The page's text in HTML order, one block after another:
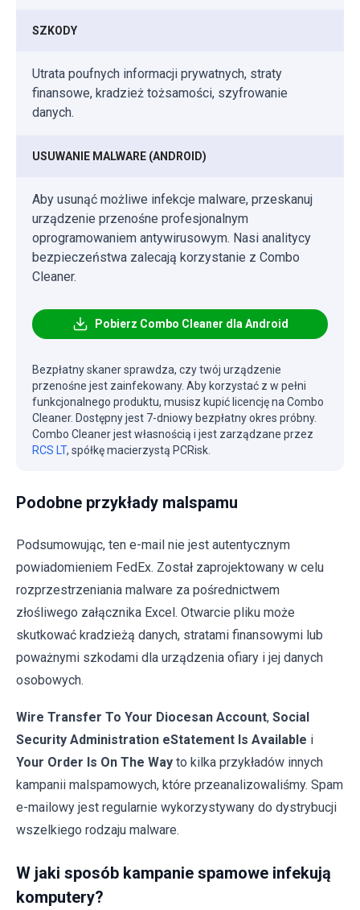
SZKODY
Utrata poufnych informacji prywatnych, straty
finansowe, kradzież tożsamości, szyfrowanie
danych.
USUWANIE MALWARE (ANDROID)
Aby usunąć możliwe infekcje malware, przeskanuj
urządzenie przenośne profesjonalnym
oprogramowaniem antywirusowym. Nasi analitycy
bezpieczeństwa zalecają korzystanie z Combo
Cleaner.
Pobierz Combo Cleaner dla Android
Bezpłatny skaner sprawdza, czy twój urządzenie
przenośne jest zainfekowany. Aby korzystać z w pełni
funkcjonalnego produktu, musisz kupić licencję na Combo
Cleaner. Dostępny jest 7-dniowy bezpłatny okres próbny.
Combo Cleaner jest własnością i jest zarządzane przez
RCS LT, spółkę macierzystą PCRisk.
Podobne przykłady malspamu
Podsumowując, ten e-mail nie jest autentycznym
powiadomieniem FedEx. Został zaprojektowany w celu
rozprzestrzeniania malware za pośrednictwem
złośliwego załącznika Excel. Otwarcie pliku może
skutkować kradzieżą danych, stratami finansowymi lub
poważnymi szkodami dla urządzenia ofiary i jej danych
osobowych.
Wire Transfer To Your Diocesan Account, Social
Security Administration eStatement Is Available i
Your Order Is On The Way to kilka przykładów innych
kampanii malspamowych, które przeanalizowaliśmy. Spam
e-mailowy jest regularnie wykorzystywany do dystrybucji
wszelkiego rodzaju malware.
W jaki sposób kampanie spamowe infekują
komputery?